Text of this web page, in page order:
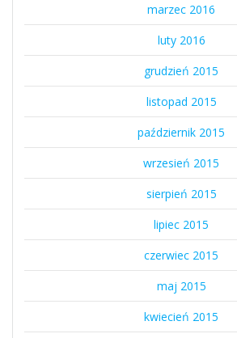
marzec 2016
luty 2016
grudzień 2015
listopad 2015
październik 2015
wrzesień 2015
sierpień 2015
lipiec 2015
czerwiec 2015
maj 2015
kwiecień 2015